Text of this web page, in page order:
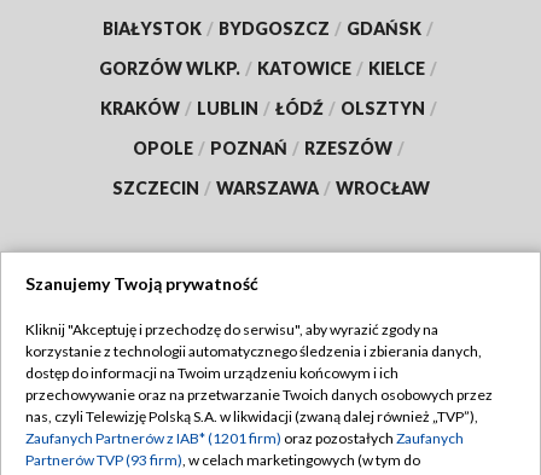
BIAŁYSTOK / BYDGOSZCZ / GDAŃSK /
GORZÓW WLKP. / KATOWICE / KIELCE /
KRAKÓW / LUBLIN / ŁÓDŹ / OLSZTYN /
OPOLE / POZNAŃ / RZESZÓW /
SZCZECIN / WARSZAWA / WROCŁAW
TVP
Abonament TVP
Emisja w TVP
Regulamin TVP
Polityka prywatności
Szanujemy Twoją prywatność
Kliknij "Akceptuję i przechodzę do serwisu", aby wyrazić zgody na
korzystanie z technologii automatycznego śledzenia i zbierania danych,
dostęp do informacji na Twoim urządzeniu końcowym i ich
przechowywanie oraz na przetwarzanie Twoich danych osobowych przez
nas, czyli Telewizję Polską S.A. w likwidacji (zwaną dalej również „TVP”),
Zaufanych Partnerów z IAB* (1201 firm) oraz pozostałych Zaufanych
Partnerów TVP (93 firm), w celach marketingowych (w tym do